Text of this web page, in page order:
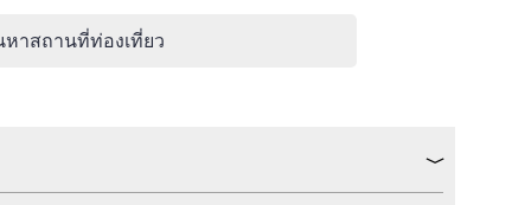
หาสถานที่ท่องเที่ยว